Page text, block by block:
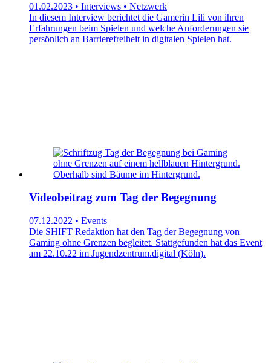
01.02.2023 • Interviews • Netzwerk
In diesem Interview berichtet die Gamerin Lili von ihren
Erfahrungen beim Spielen und welche Anforderungen sie
persönlich an Barrierefreiheit in digitalen Spielen hat.
Videobeitrag zum Tag der Begegnung
07.12.2022 • Events
Die SHIFT Redaktion hat den Tag der Begegnung von
Gaming ohne Grenzen begleitet. Stattgefunden hat das Event
am 22.10.22 im Jugendzentrum.digital (Köln).